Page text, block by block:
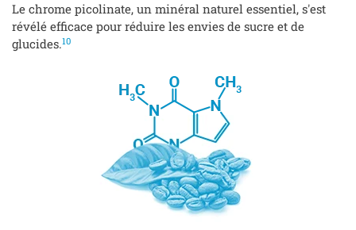
Le chrome picolinate, un minéral naturel essentiel, s'est
révélé efficace pour réduire les envies de sucre et de
glucides.10